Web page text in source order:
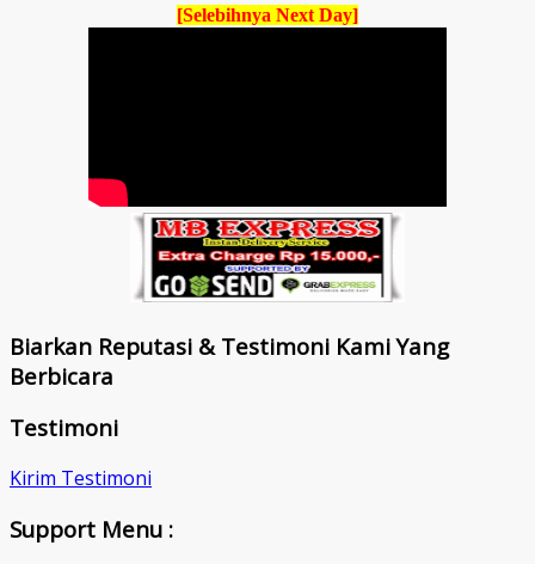
[Selebihnya Next Day]
Biarkan Reputasi & Testimoni Kami Yang
Berbicara
Testimoni
Kirim Testimoni
Support Menu :